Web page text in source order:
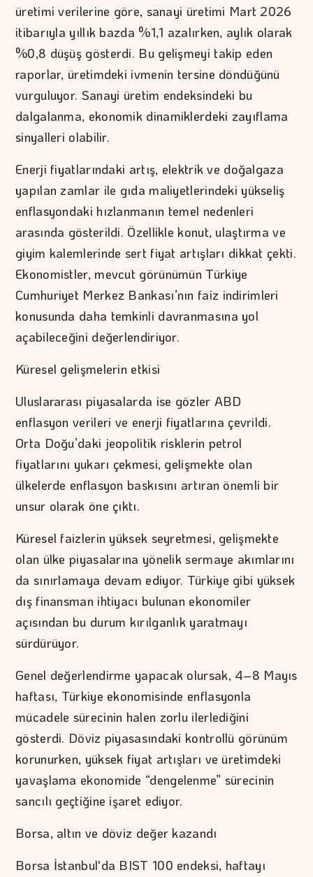
üretimi verilerine göre, sanayi üretimi Mart 2026
itibarıyla yıllık bazda %1,1 azalırken, aylık olarak
%0,8 düşüş gösterdi. Bu gelişmeyi takip eden
raporlar, üretimdeki ivmenin tersine döndüğünü
vurguluyor. Sanayi üretim endeksindeki bu
dalgalanma, ekonomik dinamiklerdeki zayıflama
sinyalleri olabilir.
Enerji fiyatlarındaki artış, elektrik ve doğalgaza
yapılan zamlar ile gıda maliyetlerindeki yükseliş
enflasyondaki hızlanmanın temel nedenleri
arasında gösterildi. Özellikle konut, ulaştırma ve
giyim kalemlerinde sert fiyat artışları dikkat çekti.
Ekonomistler, mevcut görünümün Türkiye
Cumhuriyet Merkez Bankası’nın faiz indirimleri
konusunda daha temkinli davranmasına yol
açabileceğini değerlendiriyor.
Küresel gelişmelerin etkisi
Uluslararası piyasalarda ise gözler ABD
enflasyon verileri ve enerji fiyatlarına çevrildi.
Orta Doğu’daki jeopolitik risklerin petrol
fiyatlarını yukarı çekmesi, gelişmekte olan
ülkelerde enflasyon baskısını artıran önemli bir
unsur olarak öne çıktı.
Küresel faizlerin yüksek seyretmesi, gelişmekte
olan ülke piyasalarına yönelik sermaye akımlarını
da sınırlamaya devam ediyor. Türkiye gibi yüksek
dış finansman ihtiyacı bulunan ekonomiler
açısından bu durum kırılganlık yaratmayı
sürdürüyor.
Genel değerlendirme yapacak olursak, 4–8 Mayıs
haftası, Türkiye ekonomisinde enflasyonla
mücadele sürecinin halen zorlu ilerlediğini
gösterdi. Döviz piyasasındaki kontrollü görünüm
korunurken, yüksek fiyat artışları ve üretimdeki
yavaşlama ekonomide “dengelenme” sürecinin
sancılı geçtiğine işaret ediyor.
Borsa, altın ve döviz değer kazandı
Borsa İstanbul'da BIST 100 endeksi, haftayı